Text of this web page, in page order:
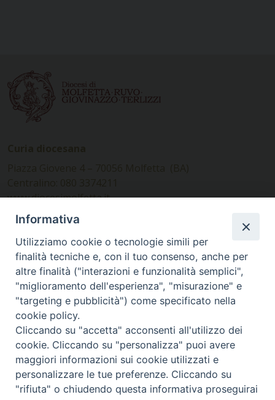
www.diocesimolfetta.it –
diocesimolfetta@pec.chiesacattolica.it
Ufficio Comunicazioni sociali
Piazza Giovene 4 – 70056 Molfetta (BA)
comunicazionisociali@diocesimolfetta.it
SEGUICI SU
Facebook
Instagram
X YouTube
Feed
Privacy Policy - trasparenza
Informativa
Utilizziamo cookie o tecnologie simili per
finalità tecniche e, con il tuo consenso, anche per
altre finalità ("interazioni e funzionalità semplici",
"miglioramento dell'esperienza", "misurazione" e
"targeting e pubblicità") come specificato nella
cookie policy.
Cliccando su "accetta" acconsenti all'utilizzo dei
cookie. Cliccando su "personalizza" puoi avere
maggiori informazioni sui cookie utilizzati e
personalizzare le tue preferenze. Cliccando su
"rifiuta" o chiudendo questa informativa proseguirai